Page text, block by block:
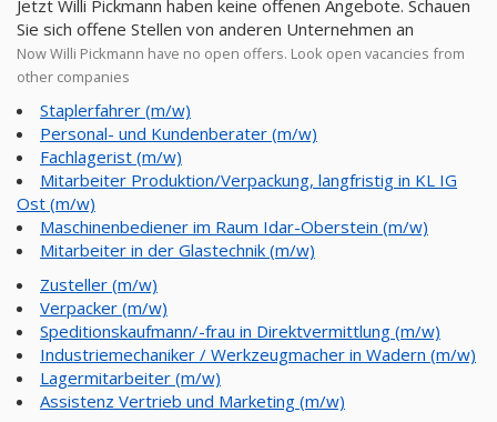
Jetzt Willi Pickmann haben keine offenen Angebote. Schauen
Sie sich offene Stellen von anderen Unternehmen an
Now Willi Pickmann have no open offers. Look open vacancies from
other companies
Staplerfahrer (m/w)
Personal- und Kundenberater (m/w)
Fachlagerist (m/w)
Mitarbeiter Produktion/Verpackung, langfristig in KL IG
Ost (m/w)
Maschinenbediener im Raum Idar-Oberstein (m/w)
Mitarbeiter in der Glastechnik (m/w)
Zusteller (m/w)
Verpacker (m/w)
Speditionskaufmann/-frau in Direktvermittlung (m/w)
Industriemechaniker / Werkzeugmacher in Wadern (m/w)
Lagermitarbeiter (m/w)
Assistenz Vertrieb und Marketing (m/w)